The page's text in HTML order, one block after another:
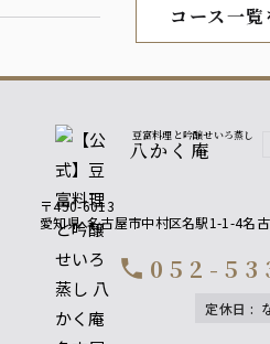
コース一覧
豆富料理と吟醸せいろ蒸し
八かく庵
〒450-6013
愛知県 名古屋市中村区名駅1-1-4名
call 052-
定休日 :